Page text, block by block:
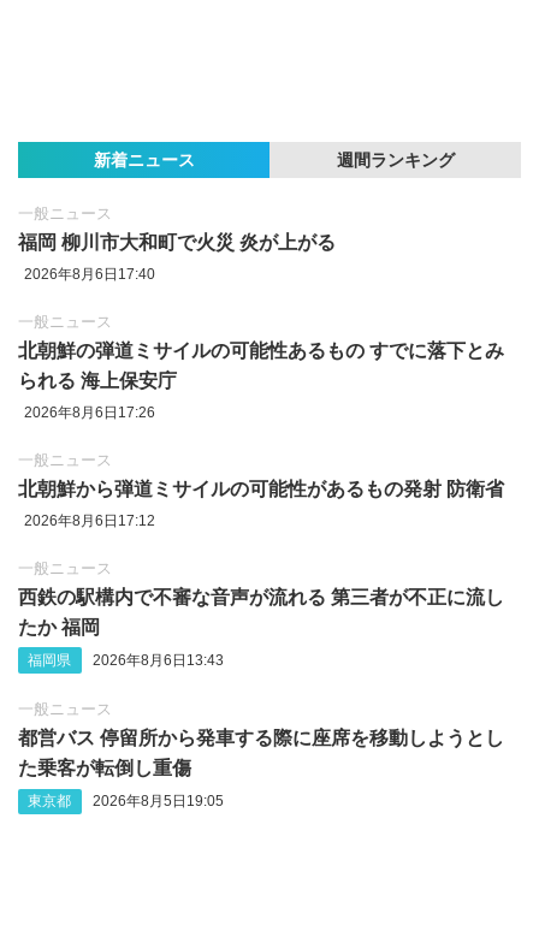
新着ニュース 週間ランキング
一般ニュース
福岡 柳川市大和町で火災 炎が上がる
2026年8月6日17:40
一般ニュース
北朝鮮の弾道ミサイルの可能性あるもの すでに落下とみ
られる 海上保安庁
2026年8月6日17:26
一般ニュース
北朝鮮から弾道ミサイルの可能性があるもの発射 防衛省
2026年8月6日17:12
一般ニュース
西鉄の駅構内で不審な音声が流れる 第三者が不正に流し
たか 福岡
福岡県 2026年8月6日13:43
一般ニュース
都営バス 停留所から発車する際に座席を移動しようとし
た乗客が転倒し重傷
東京都 2026年8月5日19:05